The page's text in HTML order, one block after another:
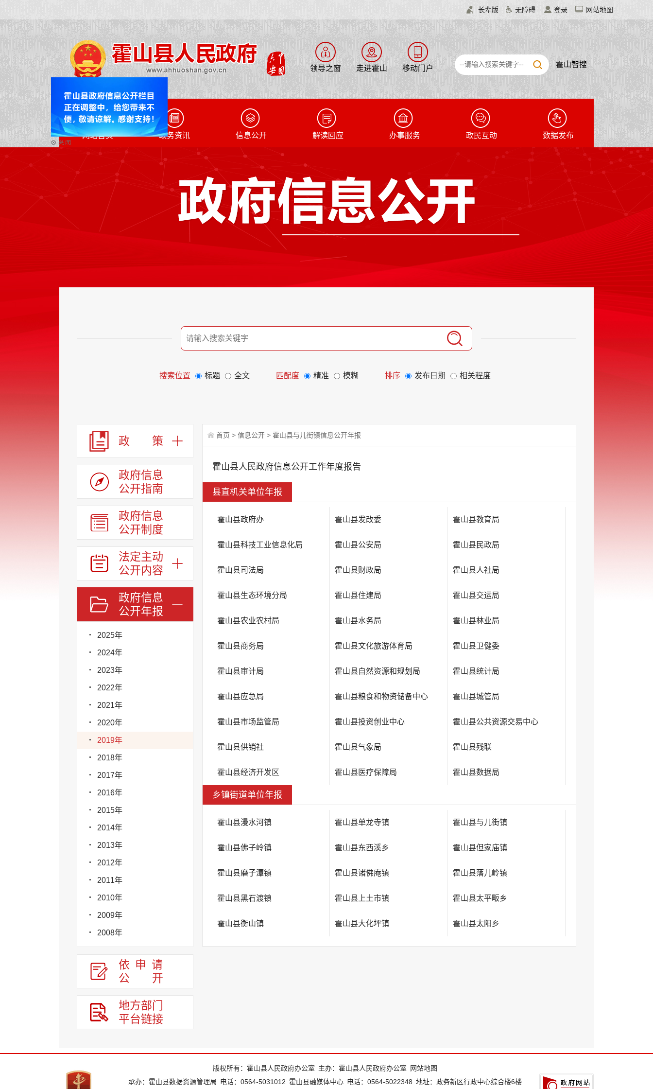
长辈版 无障碍 登录 网站地图
领导之窗 走进霍山 移动门户 霍山智搜
网站首页 政务资讯 信息公开 解读回应 办事服务 政民互动 数据发布
搜索位置 标题 全文 匹配度 精准 模糊 排序 发布日期 相关程度
政 策
政府信息
公开指南
政府信息
公开制度
法定主动
公开内容
政府信息
公开年报
2025年
2024年
2023年
2022年
2021年
2020年
2019年
2018年
2017年
2016年
2015年
2014年
2013年
2012年
2011年
2010年
2009年
2008年
依申请
公
开
地方部门
平台链接
首页 > 信息公开 > 霍山县与儿街镇信息公开年报
霍山县人民政府信息公开工作年度报告
县直机关单位年报
霍山县政府办 霍山县发改委 霍山县教育局
霍山县科技工业信息化局 霍山县公安局 霍山县民政局
霍山县司法局 霍山县财政局 霍山县人社局
霍山县生态环境分局 霍山县住建局 霍山县交运局
霍山县农业农村局 霍山县水务局 霍山县林业局
霍山县商务局 霍山县文化旅游体育局 霍山县卫健委
霍山县审计局 霍山县自然资源和规划局 霍山县统计局
霍山县应急局 霍山县粮食和物资储备中心 霍山县城管局
霍山县市场监管局 霍山县投资创业中心 霍山县公共资源交易中心
霍山县供销社 霍山县气象局 霍山县残联
霍山县经济开发区 霍山县医疗保障局 霍山县数据局
乡镇街道单位年报
霍山县漫水河镇 霍山县单龙寺镇 霍山县与儿街镇
霍山县佛子岭镇 霍山县东西溪乡 霍山县但家庙镇
霍山县磨子潭镇 霍山县诸佛庵镇 霍山县落儿岭镇
霍山县黑石渡镇 霍山县上土市镇 霍山县太平畈乡
霍山县衡山镇 霍山县大化坪镇 霍山县太阳乡
版权所有：霍山县人民政府办公室 主办：霍山县人民政府办公室
网站地图
承办：霍山县数据资源管理局 电话：0564-5031012 霍山县融媒体中心 电话：0564-5022348 地址：政务新区行政中心综合楼6楼